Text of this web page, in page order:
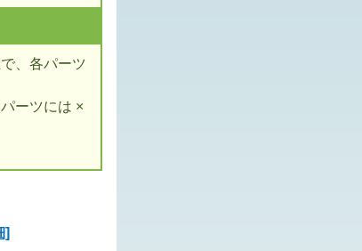
、各パーツ
ーツには ×
]